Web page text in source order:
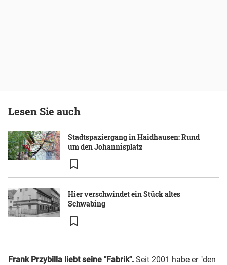
Lesen Sie auch
Stadtspaziergang in Haidhausen: Rund
um den Johannisplatz
Hier verschwindet ein Stück altes
Schwabing
Frank Przybilla liebt seine "Fabrik". Seit 2001 habe er "den